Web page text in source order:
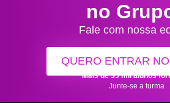
no
Fale com nossa
QUERO ENTRAR
Mais de 35 mil alunos
Junte-se a turma